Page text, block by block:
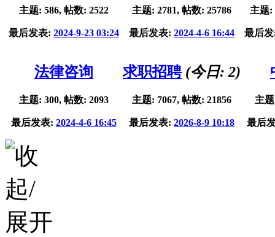
主题: 586, 帖数: 2522
最后发表: 2024-9-23 03:24
主题: 2781, 帖数: 25786
最后发表: 2024-4-6 16:44
主题:
最后
法律咨询
主题: 300, 帖数: 2093
最后发表: 2024-4-6 16:45
求职招聘(今日: 2)
主题: 7067, 帖数: 21856
最后发表: 2026-8-9 10:18
主
最后